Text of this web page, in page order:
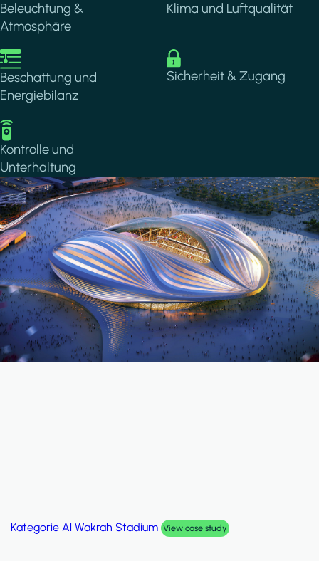
Beleuchtung &
Atmosphäre
Klima und Luftqualität
Image
Beschattung und
Energiebilanz
Image
Sicherheit & Zugang
Image
Kontrolle und
Unterhaltung
Kategorie Palm Hills Smart Villa View case study